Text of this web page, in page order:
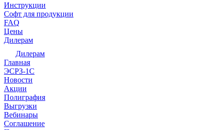
Инструкции
Софт для продукции
FAQ
Цены
Дилерам
Дилерам
Главная
ЭСРЗ-1С
Новости
Акции
Полиграфия
Выгрузки
Вебинары
Соглашение